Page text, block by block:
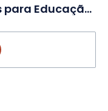
Modos de Transporte Fofos para Educação Infantil em Slides